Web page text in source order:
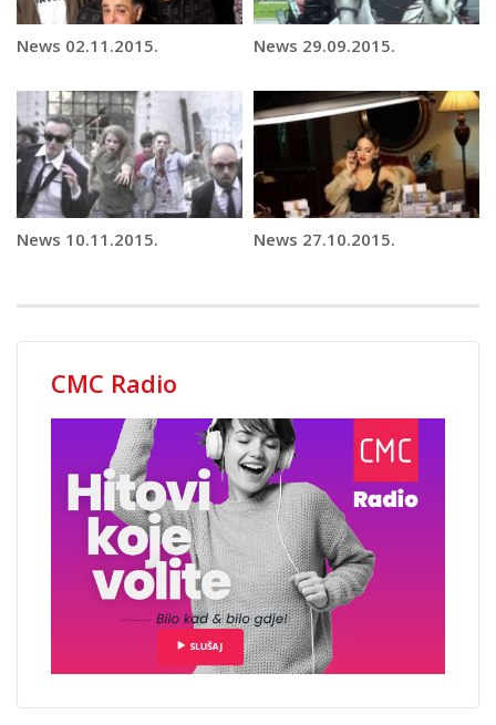
News 02.11.2015. News 29.09.2015.
News 10.11.2015. News 27.10.2015.
CMC Radio